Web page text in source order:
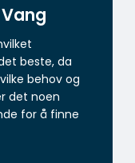
beste, da
behov og
det noen
for å finne